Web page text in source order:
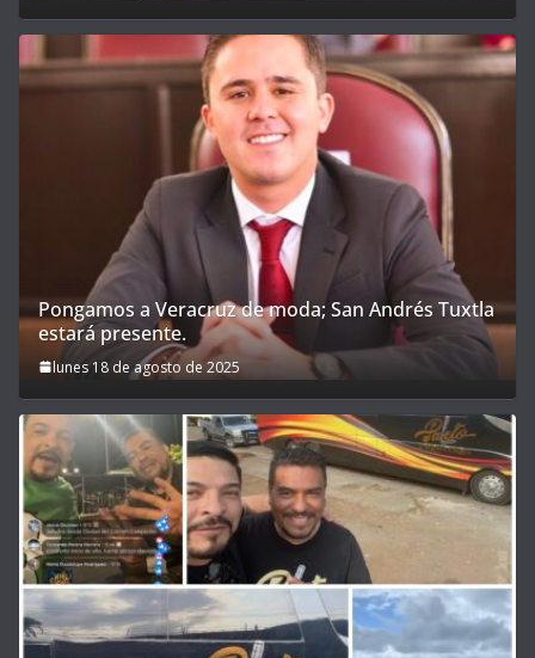
Pongamos a Veracruz de moda; San Andrés Tuxtla
estará presente.
lunes 18 de agosto de 2025